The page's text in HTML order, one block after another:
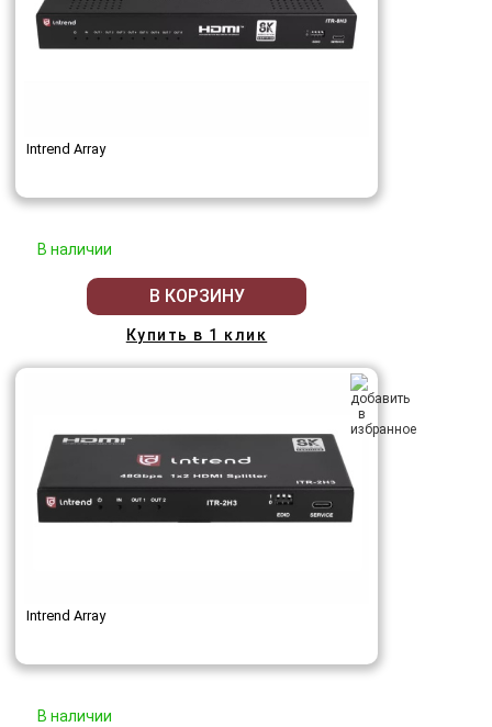
Intrend Array
В наличии
В КОРЗИНУ
Купить в 1 клик
Intrend Array
В наличии